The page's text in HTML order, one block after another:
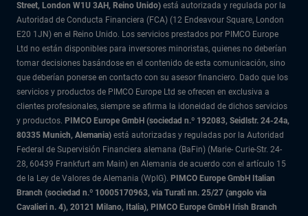
Street, London W1U 3AH, Reino Unido) está autorizada y regulada por la
Autoridad de Conducta Financiera (FCA) (12 Endeavour Square, London
E20 1JN) en el Reino Unido. Los servicios prestados por PIMCO Europe
Ltd no están disponibles para inversores minoristas, quienes no deberían
tomar decisiones basándose en el contenido de esta comunicación, sino
que deberían ponerse en contacto con su asesor financiero. Dado que los
servicios y productos de PIMCO Europe Ltd se ofrecen en exclusiva a
clientes profesionales, siempre se afirma la idoneidad de dichos servicios
y productos. PIMCO Europe GmbH (sociedad n.º 192083, Seidlstr. 24-24a,
80335 Munich, Alemania) está autorizadas y reguladas por la Autoridad
Federal de Supervisión Financiera alemana (BaFin) (Marie- Curie-Str. 24-
28, 60439 Frankfurt am Main) en Alemania de acuerdo con el artículo 15
de la Ley de Valores de Alemania (WpIG). PIMCO Europe GmbH Italian
Branch (sociedad n.º 10005170963, via Turati nn. 25/27 (angolo via
Cavalieri n. 4), 20121 Milano, Italia), PIMCO Europe GmbH Irish Branch